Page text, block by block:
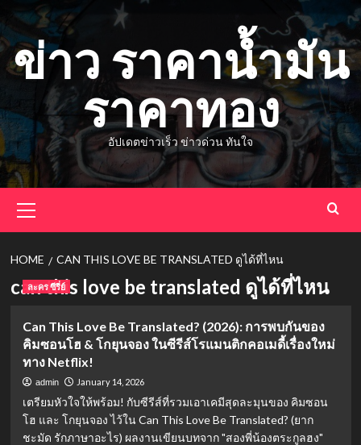
to
content
ข่าว ราคาน้ำมัน
ราคาทอง
อัปเดตข่าวเร็ว ข่าวด่วน ทันใจ
Menu
HOME CAN THIS LOVE BE TRANSLATED ดูได้ที่ไหน
can this love be translated ดูได้ที่ไหน
ละคร ซีรี่ย์
Can This Love Be Translated? (2026): การพบกันของ
คิมซอนโฮ & โกยุนจอง ในซีรีส์โรแมนติกคอเมดี้เรื่องใหม่
ทาง Netflix!
admin January 14, 2026
เตรียมหัวใจให้พร้อม! กับซีรีส์ที่รวมเอาเคมีสุดละมุนของ คิมซอน
โฮ และ โกยุนจอง ไว้ใน Can This Love Be Translated? (ยาก
ชะมัด รักภาษาอะไร) ผลงานเขียนบทจาก "สองพี่น้องตระกูลฮง"